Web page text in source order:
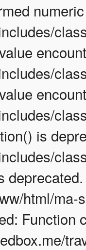
is
html/ma-
Function